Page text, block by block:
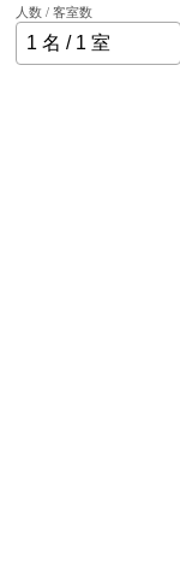
人数 / 客室数